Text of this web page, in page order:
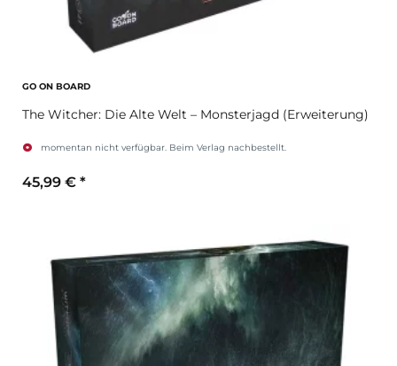
GO ON BOARD
The Witcher: Die Alte Welt – Monsterjagd (Erweiterung)
momentan nicht verfügbar. Beim Verlag nachbestellt.
45,99 € *